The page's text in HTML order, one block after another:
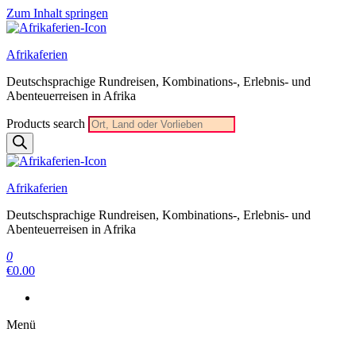
Zum Inhalt springen
Afrikaferien
Deutschsprachige Rundreisen, Kombinations-, Erlebnis- und
Abenteuerreisen in Afrika
Products search
Afrikaferien
Deutschsprachige Rundreisen, Kombinations-, Erlebnis- und
Abenteuerreisen in Afrika
0
€0.00
Menü